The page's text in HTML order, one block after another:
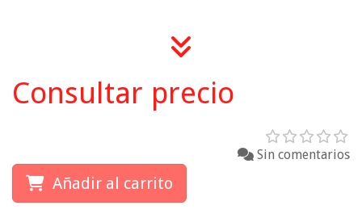
Consultar precio
Sin comentarios
Añadir al carrito